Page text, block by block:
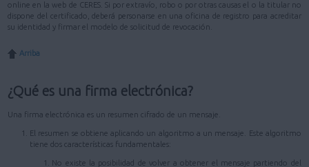
online en la web de CERES. Si por extravío, robo o por otras causas el o la titular no
dispone del certificado, deberá personarse en una oficina de registro para acreditar
su identidad y firmar el modelo de solicitud de revocación.
Arriba
¿Qué es una firma electrónica?
Una firma electrónica es un resumen cifrado de un mensaje.
El resumen se obtiene aplicando un algoritmo a un mensaje. Este algoritmo
tiene dos características fundamentales:
No existe la posibilidad de volver a obtener el mensaje partiendo del